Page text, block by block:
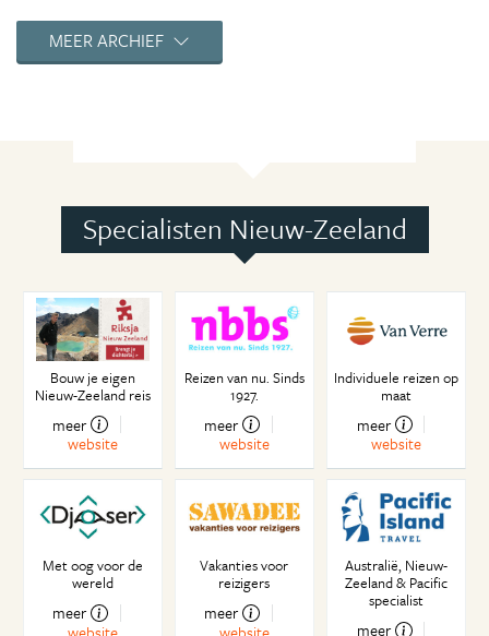
1001 nacht en andere sprookjes
Alle tijd of tijd is geld?
Paasbest
Video huren of Netflix, contant of digitaal?
Lebensraum
Don't drink and fry
Huisje, boompje, beestje
Kiwi As
Casual
Summertime in december
NOS (N-Z ongelofelijk sociaal) langs de lijn
Het nieuwe land
Blik op de weg
Leuker kunnen we het niet maken, vooral niet
makkelijker!
Oom Donald
Watermensen
Lekker op de blote voetjes
MEER ARCHIEF
Specialisten Nieuw-Zeeland
Bouw je eigen
Nieuw-Zeeland reis
meer
website
Reizen van nu. Sinds
1927.
meer
website
Individuele reizen op
maat
meer
website
Met oog voor de
wereld
meer
Vakanties voor
reizigers
meer
Australië, Nieuw-
Zeeland & Pacific
specialist
meer